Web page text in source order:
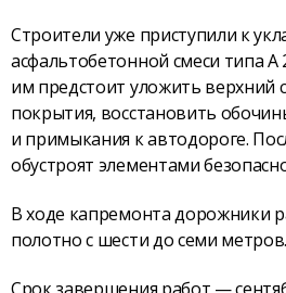
Строители уже приступили к
асфальтобетонной смеси типа А
им предстоит уложить верхний
покрытия, восстановить
и примыкания к автодороге.
обустроят элементами
В ходе капремонта дорожники
полотно с шести до семи метров.